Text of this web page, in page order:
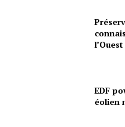
EDF
éolien